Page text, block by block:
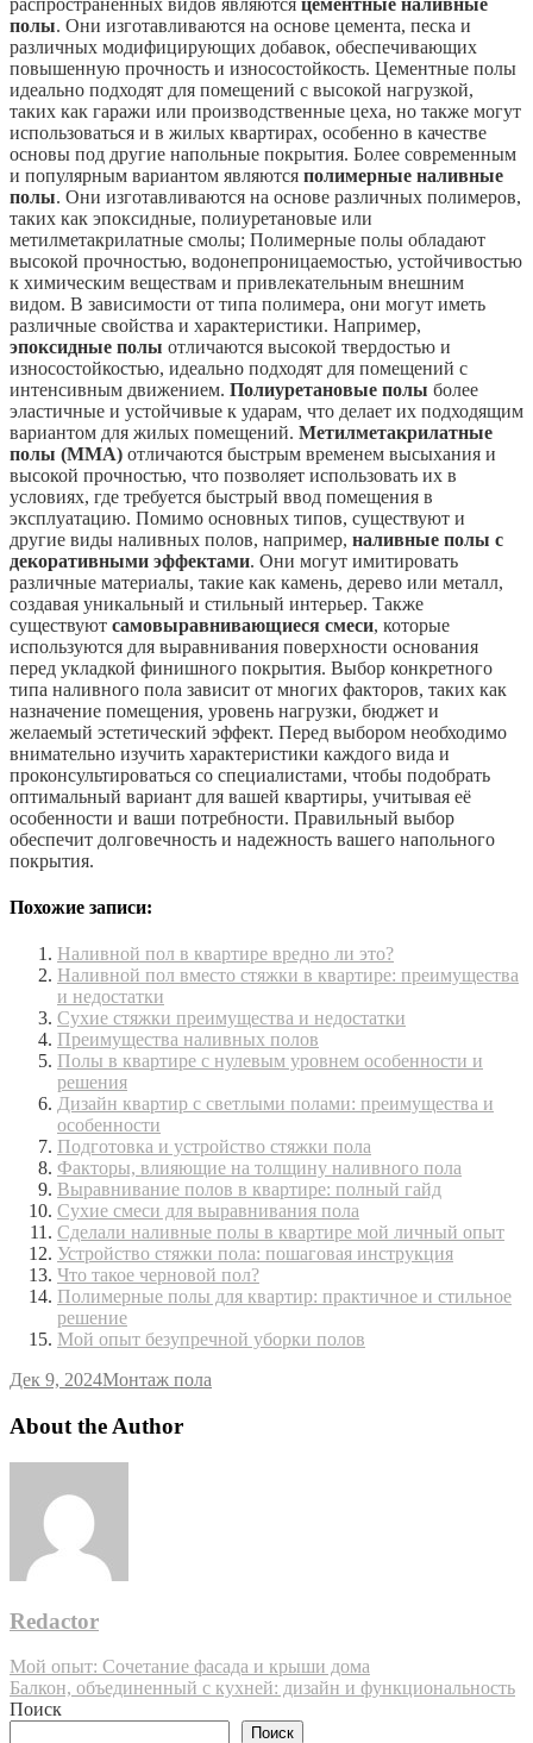
полы. Они изготавливаются на основе цемента, песка и
различных модифицирующих добавок, обеспечивающих
повышенную прочность и износостойкость. Цементные полы
идеально подходят для помещений с высокой нагрузкой,
таких как гаражи или производственные цеха, но также могут
использоваться и в жилых квартирах, особенно в качестве
основы под другие напольные покрытия. Более современным
и популярным вариантом являются полимерные наливные
полы. Они изготавливаются на основе различных полимеров,
таких как эпоксидные, полиуретановые или
метилметакрилатные смолы; Полимерные полы обладают
высокой прочностью, водонепроницаемостью, устойчивостью
к химическим веществам и привлекательным внешним
видом. В зависимости от типа полимера, они могут иметь
различные свойства и характеристики. Например,
эпоксидные полы отличаются высокой твердостью и
износостойкостью, идеально подходят для помещений с
интенсивным движением. Полиуретановые полы более
эластичные и устойчивые к ударам, что делает их подходящим
вариантом для жилых помещений. Метилметакрилатные
полы (MMA) отличаются быстрым временем высыхания и
высокой прочностью, что позволяет использовать их в
условиях, где требуется быстрый ввод помещения в
эксплуатацию. Помимо основных типов, существуют и
другие виды наливных полов, например, наливные полы с
декоративными эффектами. Они могут имитировать
различные материалы, такие как камень, дерево или металл,
создавая уникальный и стильный интерьер. Также
существуют самовыравнивающиеся смеси, которые
используются для выравнивания поверхности основания
перед укладкой финишного покрытия. Выбор конкретного
типа наливного пола зависит от многих факторов, таких как
назначение помещения, уровень нагрузки, бюджет и
желаемый эстетический эффект. Перед выбором необходимо
внимательно изучить характеристики каждого вида и
проконсультироваться со специалистами, чтобы подобрать
оптимальный вариант для вашей квартиры, учитывая её
особенности и ваши потребности. Правильный выбор
обеспечит долговечность и надежность вашего напольного
покрытия.
Похожие записи:
Наливной пол в квартире вредно ли это?
Наливной пол вместо стяжки в квартире: преимущества
и недостатки
Сухие стяжки преимущества и недостатки
Преимущества наливных полов
Полы в квартире с нулевым уровнем особенности и
решения
Дизайн квартир с светлыми полами: преимущества и
особенности
Подготовка и устройство стяжки пола
Факторы, влияющие на толщину наливного пола
Выравнивание полов в квартире: полный гайд
Сухие смеси для выравнивания пола
Сделали наливные полы в квартире мой личный опыт
Устройство стяжки пола: пошаговая инструкция
Что такое черновой пол?
Полимерные полы для квартир: практичное и стильное
решение
Мой опыт безупречной уборки полов
Дек 9, 2024Монтаж пола
About the Author
Redactor
Навигация
по
Мой опыт: Сочетание фасада и крыши дома
Балкон, объединенный с кухней: дизайн и функциональность
Поиск
Поиск